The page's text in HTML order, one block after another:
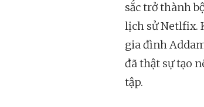
sắc trở thành
lịch sử Netlfix.
gia đình
đã thật sự tạo
tập.